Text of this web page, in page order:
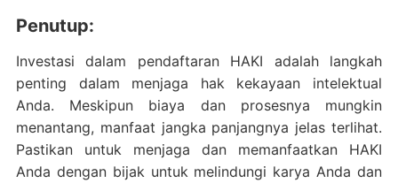
Penutup:
Investasi dalam pendaftaran HAKI adalah langkah
penting dalam menjaga hak kekayaan intelektual
Anda. Meskipun biaya dan prosesnya mungkin
menantang, manfaat jangka panjangnya jelas terlihat.
Pastikan untuk menjaga dan memanfaatkan HAKI
Anda dengan bijak untuk melindungi karya Anda dan